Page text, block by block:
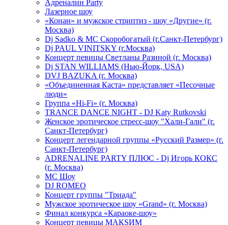
Адреналин Party
Лазерное шоу
«Конан» и мужское стриптиз - шоу «Другие» (г.
Москва)
Dj Sadko & МС Скоробогатый (г.Санкт-Петербург)
Dj PAUL VINITSKY (г.Москва)
Концерт певицы Светланы Разиной (г. Москва)
Dj STAN WILLIAMS (Нью-Йорк, USA)
DVJ BAZUKA (г. Москва)
«Объединенная Каста» представляет «Песочные
люди»
Группа «Hi-Fi» (г. Москва)
TRANCE DANCE NIGHT - DJ Katy Rutkovski
Женское эротическое стресс-шоу "Хали-Гали" (г.
Санкт-Петербург)
Концерт легендарной группы «Русский Размер» (г.
Санкт-Петербург)
ADRENALINE PARTY ПЛЮС - Dj Игорь КОКС
(г. Москва)
MC Шоу
DJ ROMEO
Концерт группы "Триада"
Мужское эротическое шоу «Grand» (г. Москва)
Финал конкурса «Караоке-шоу»
Концерт певицы МАКSИМ